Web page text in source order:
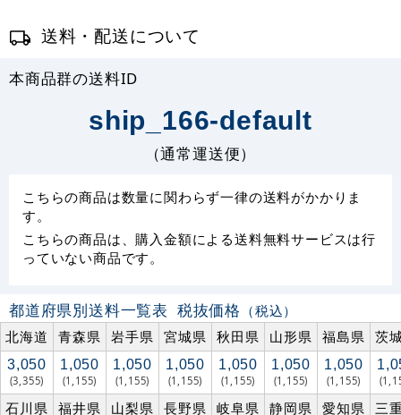
送料・配送について
本商品群の送料ID
ship_166-default
（通常運送便）
こちらの商品は数量に関わらず一律の送料がかかりま
す。
こちらの商品は、購入金額による送料無料サービスは行
っていない商品です。
都道府県別送料一覧表 税抜価格 （税込）
北海道
青森県 岩手県 宮城県 秋田県 山形県 福島県 茨
3,050
(3,355)
1,050
(1,155)
1,050
(1,155)
1,050
(1,155)
1,050
(1,155)
1,050
(1,155)
1,050
(1,155)
石川県 福井県 山梨県 長野県 岐阜県 静岡県 愛知県 三